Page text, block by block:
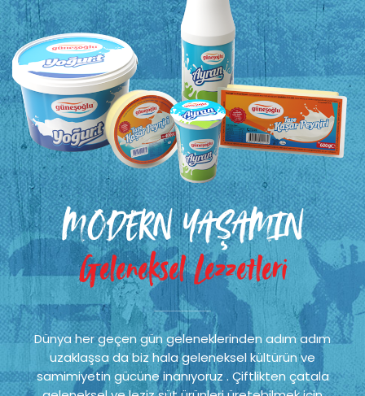
MODERN YAŞAMIN
Geleneksel Lezzetleri
Dünya her geçen gün geleneklerinden adım adım
uzaklaşsa da biz hala geleneksel kültürün ve
samimiyetin gücüne inanıyoruz . Çiftlikten çatala